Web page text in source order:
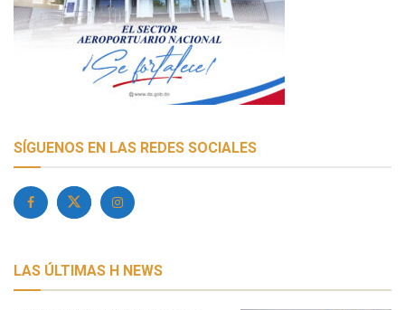
SÍGUENOS EN LAS REDES SOCIALES
LAS ÚLTIMAS H NEWS